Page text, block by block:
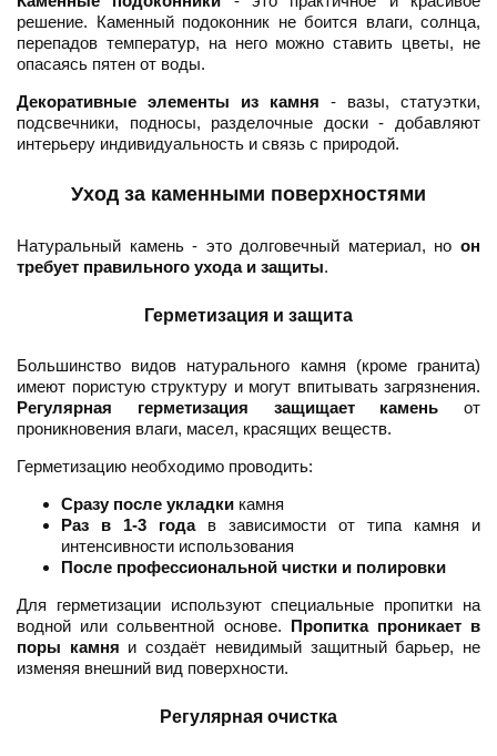
решение. Каменный подоконник не боится влаги, солнца,
перепадов температур, на него можно ставить цветы, не
опасаясь пятен от воды.
Декоративные элементы из камня - вазы, статуэтки,
подсвечники, подносы, разделочные доски - добавляют
интерьеру индивидуальность и связь с природой.
Уход за каменными поверхностями
Натуральный камень - это долговечный материал, но он
требует правильного ухода и защиты.
Герметизация и защита
Большинство видов натурального камня (кроме гранита)
имеют пористую структуру и могут впитывать загрязнения.
Регулярная герметизация защищает камень от
проникновения влаги, масел, красящих веществ.
Герметизацию необходимо проводить:
Сразу после укладки камня
Раз в 1-3 годав зависимости от типа камня и
интенсивности использования
После профессиональной чистки и полировки
Для герметизации используют специальные пропитки на
водной или сольвентной основе. Пропитка проникает в
поры камня и создаёт невидимый защитный барьер, не
изменяя внешний вид поверхности.
Регулярная очистка